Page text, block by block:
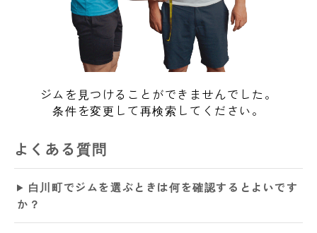
ジムを見つけることができませんでした。
条件を変更して再検索してください。
よくある質問
白川町でジムを選ぶときは何を確認するとよいです
か？